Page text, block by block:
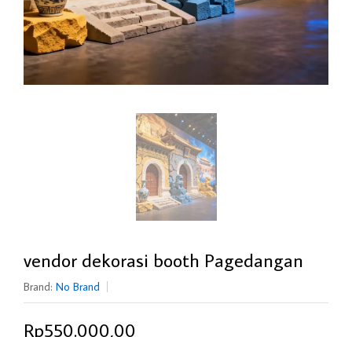
vendor dekorasi booth Pagedangan
Brand: No Brand
Rp550.000,00